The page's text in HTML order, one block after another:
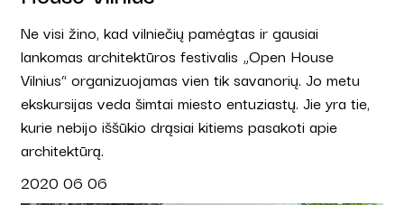
Ne visi žino, kad vilniečių pamėgtas ir gausiai
lankomas architektūros festivalis „Open House
Vilnius“ organizuojamas vien tik savanorių. Jo metu
ekskursijas veda šimtai miesto entuziastų. Jie yra tie,
kurie nebijo iššūkio drąsiai kitiems pasakoti apie
architektūrą.
2020 06 06